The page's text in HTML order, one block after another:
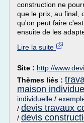
construction ne
que le prix, au final,
qu'on peut faire
ensuite de les
Lire la suite
Site : http://
Thèmes liés :
maison
individuelle /
/ devis travaux
/ devis